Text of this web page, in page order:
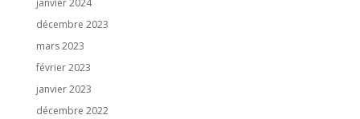
janvier 2024
décembre 2023
mars 2023
février 2023
janvier 2023
décembre 2022